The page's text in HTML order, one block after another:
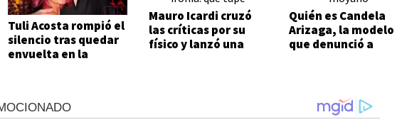
Tuli Acosta rompió el
silencio tras quedar
envuelta en la
Mauro Icardi cruzó
las críticas por su
físico y lanzó una
Quién es Candela
Arizaga, la modelo
que denunció a